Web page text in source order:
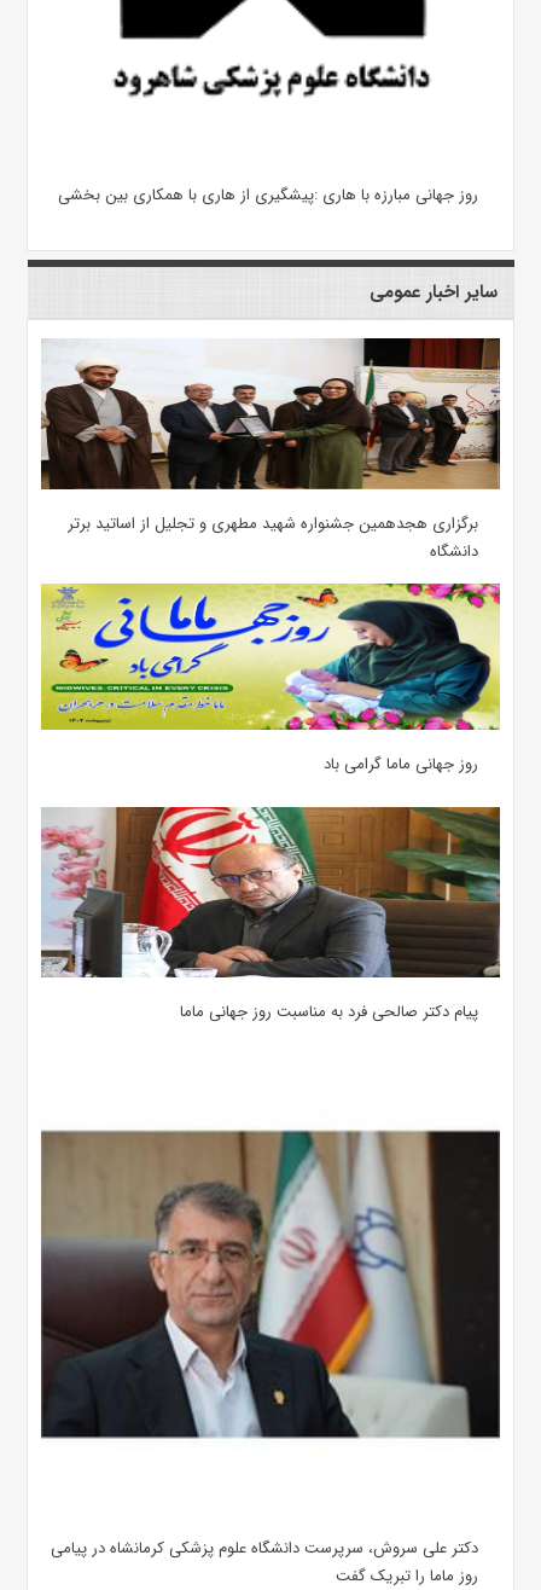
روز جهانی مبارزه با هاری :پیشگیری از هاری با همکاری بین بخشی
سایر اخبار عمومی
برگزاری هجدهمین جشنواره شهید مطهری و تجلیل از اساتید برتر
دانشگاه
روز جهانی ماما گرامی باد
پیام دکتر صالحی فرد به مناسبت روز جهانی ماما
دکتر علی سروش، سرپرست دانشگاه علوم پزشکی کرمانشاه در پیامی
روز ماما را تبریک گفت